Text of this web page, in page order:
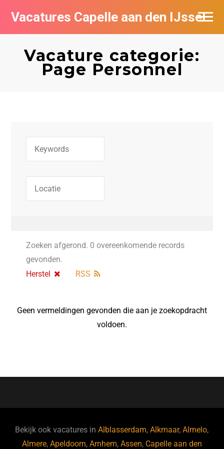
Vacatures Capelle aan den IJssel
Vacature categorie:
Page Personnel
Zoeken afgerond. 0 overeenkomende records
gevonden.
Herstel
RSS
Geen vermeldingen gevonden die aan je zoekopdracht
voldoen.
Bekijk ook vacatures inAlblasserdam,Alkmaar,Almelo,
Almere, Apeldoorn, Arnhem, Assen, Capelle aan den